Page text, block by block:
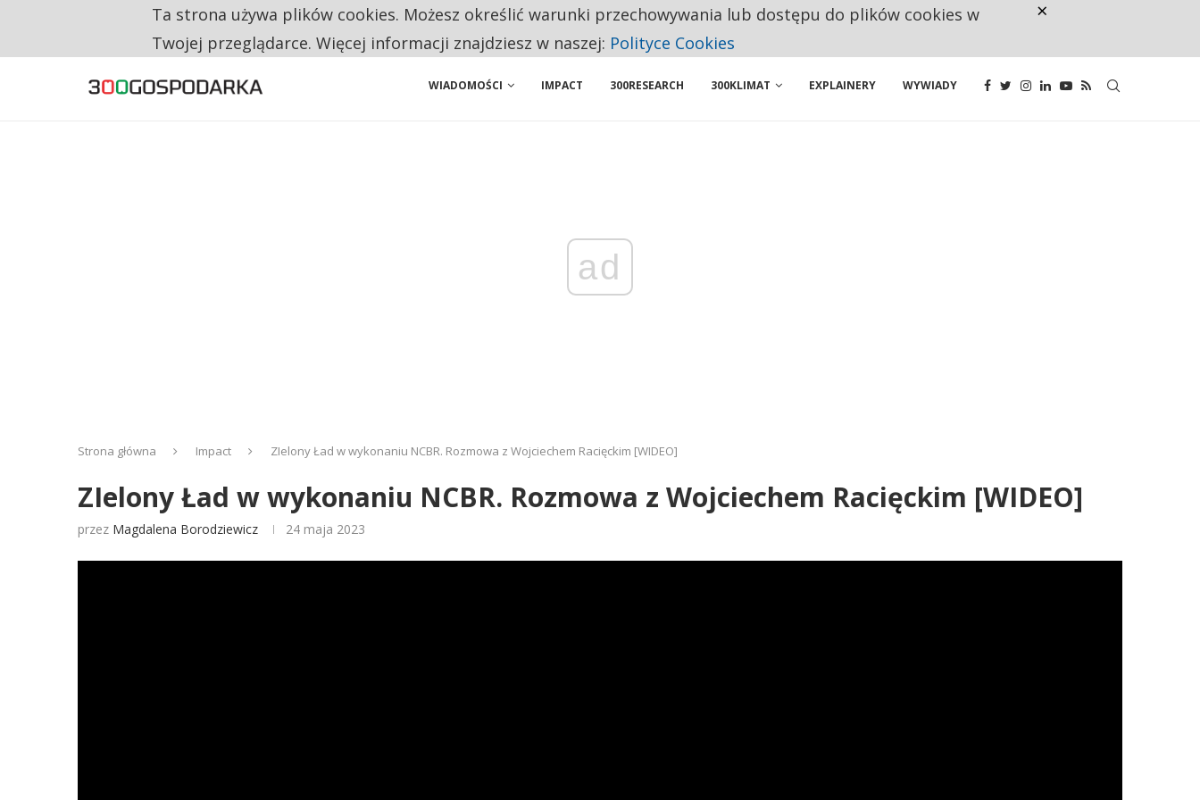
CO TRZECIĄ ZŁOTÓWKĘ Z EMERYTURY SENIORZY PRZEZNACZAJĄ NA PODSTAWOWE ZAKUPY
WIADOMOŚCI IMPACT 300RESEARCH 300KLIMAT EXPLAINERY WYWIADY
ad
Strona główna Impact ZIelony Ład w wykonaniu NCBR. Rozmowa z Wojciechem Racięckim [WIDEO]
ZIelony Ład w wykonaniu NCBR. Rozmowa z Wojciechem Racięckim [WIDEO]
przez Magdalena Borodziewicz 24 maja 2023
Ta strona używa plików cookies. Możesz określić warunki przechowywania lub dostępu do plików cookies w
Twojej przeglądarce. Więcej informacji znajdziesz w naszej: Polityce Cookies
×